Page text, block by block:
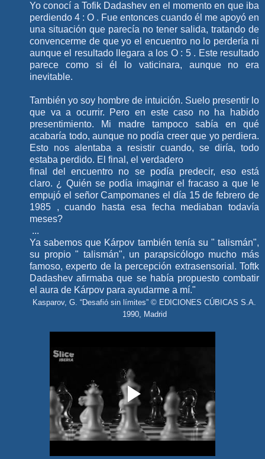
Yo conocí a Tofik Dadashev en el momento en que iba
perdiendo 4 : O . Fue entonces cuando él me apoyó en
una situación que parecía no tener salida, tratando de
convencerme de que yo el encuentro no lo perdería ni
aunque el resultado llegara a los O : 5 . Este resultado
parece como si él lo vaticinara, aunque no era
inevitable.
También yo soy hombre de intuición. Suelo presentir lo
que va a ocurrir. Pero en este caso no ha habido
presentimiento. Mi madre tampoco sabía en qué
acabaría todo, aunque no podía creer que yo perdiera.
Esto nos alentaba a resistir cuando, se diría, todo
estaba perdido. El final, el verdadero
final del encuentro no se podía predecir, eso está
claro. ¿ Quién se podía imaginar el fracaso a que le
empujó el señor Campomanes el día 15 de febrero de
1985 , cuando hasta esa fecha mediaban todavía
meses?
...
Ya sabemos que Kárpov también tenía su " talismán",
su propio " talismán", un parapsicólogo mucho más
famoso, experto de la percepción extrasensorial. Toftk
Dadashev afirmaba que se había propuesto combatir
el aura de Kárpov para ayudarme a mí."
Kasparov, G. “Desafió sin límites” © EDICIONES CÚBICAS S.A.
1990, Madrid